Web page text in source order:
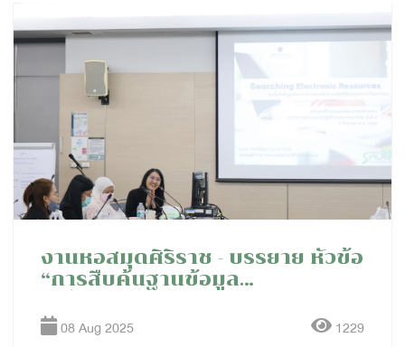
งานหอสมุดศิริราช - บรรยาย หัวข้อ
“การสืบค้นฐานข้อมูล
อบรมการพยาบาลเฉพาะทาง สาขา
08 Aug 2025 1229